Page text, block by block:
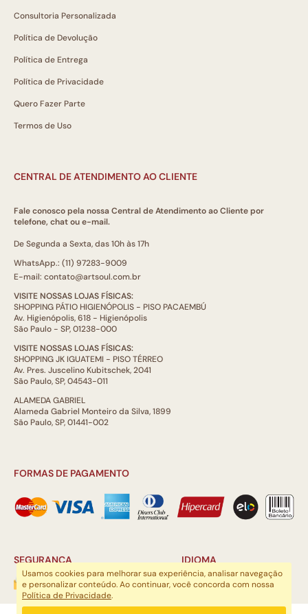
Consultoria Personalizada
Política de Devolução
Política de Entrega
Política de Privacidade
Quero Fazer Parte
Termos de Uso
CENTRAL DE ATENDIMENTO AO CLIENTE
Fale conosco pela nossa Central de Atendimento ao Cliente por
telefone, chat ou e-mail.
De Segunda a Sexta, das 10h às 17h
WhatsApp.: (11) 97283-9009
E-mail: contato@artsoul.com.br
VISITE NOSSAS LOJAS FÍSICAS:
SHOPPING PÁTIO HIGIENÓPOLIS - PISO PACAEMBÚ
Av. Higienópolis, 618 - Higienópolis
São Paulo - SP, 01238-000
VISITE NOSSAS LOJAS FÍSICAS:
SHOPPING JK IGUATEMI - PISO TÉRREO
Av. Pres. Juscelino Kubitschek, 2041
São Paulo, SP, 04543-011
ALAMEDA GABRIEL
Alameda Gabriel Monteiro da Silva, 1899
São Paulo, SP, 01441-002
FORMAS DE PAGAMENTO
SEGURANÇA IDIOMA
Usamos cookies para melhorar sua experiência, analisar navegação
e personalizar conteúdo. Ao continuar, você concorda com nossa
Política de Privacidade.